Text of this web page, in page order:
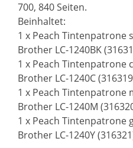
700, 840 Seiten.
Beinhaltet:
1 x Peach Tintenpatrone
Brother LC-1240BK
1 x Peach Tintenpatrone
Brother LC-1240C
1 x Peach Tintenpatrone
Brother LC-1240M
1 x Peach Tintenpatrone
Brother LC-1240Y